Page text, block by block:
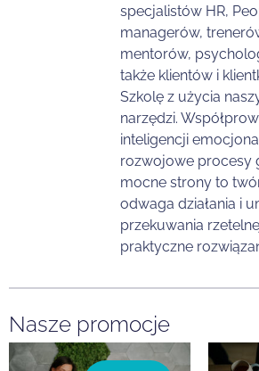
specjalistów HR,
managerów,
mentorów,
także klientów i
Szkolę z użycia
narzędzi.
inteligencji
rozwojowe procesy
mocne strony to
odwaga działania i
przekuwania
praktyczne
Nasze promocje